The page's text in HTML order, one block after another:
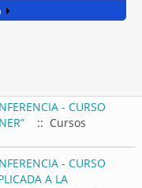
- CURSO
:: Cursos
- CURSO
A LA